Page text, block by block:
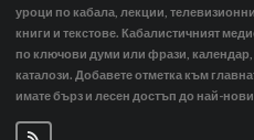
уроци по кабала, лекции,
книги и текстове. Кабалистичният
по ключови думи или фрази,
каталози. Добавете отметка към
имате бърз и лесен достъп до най-